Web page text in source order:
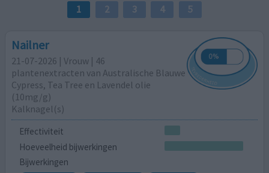
1 2 3 4 5
Nailner
21-07-2026 | Vrouw | 46
plantenextracten van Australische Blauwe
Cypress, Tea Tree en Lavendel olie
(10mg/g)
Kalknagel(s)
Effectiviteit
Hoeveelheid bijwerkingen
Bijwerkingen